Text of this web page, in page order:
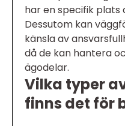
har en specifik plats
Dessutom kan
känsla av
då de kan hantera
ägodelar.
Vilka typer
finns det för